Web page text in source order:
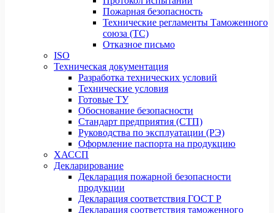
Пожарная безопасность
Технические регламенты Таможенного
союза (ТС)
Отказное письмо
ISO
Техническая документация
Разработка технических условий
Технические условия
Готовые ТУ
Обоснование безопасности
Стандарт предприятия (СТП)
Руководства по эксплуатации (РЭ)
Оформление паспорта на продукцию
ХАССП
Декларирование
Декларация пожарной безопасности
продукции
Декларация соответствия ГОСТ Р
Декларация соответствия таможенного